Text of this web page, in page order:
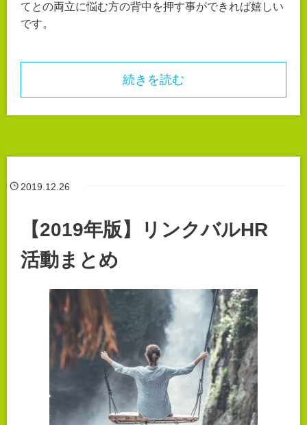
てとの両立に悩む方の背中を押す事ができれば嬉しい
です。
続きを読む
2019.12.26
【2019年版】リンクバルHR
活動まとめ